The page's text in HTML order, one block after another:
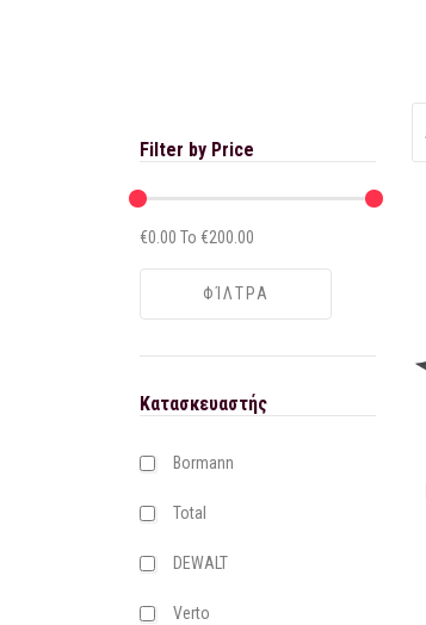
Filter by Price
€0.00 To €200.00
Κατασκευαστής
Bormann
Total
DEWALT
Verto